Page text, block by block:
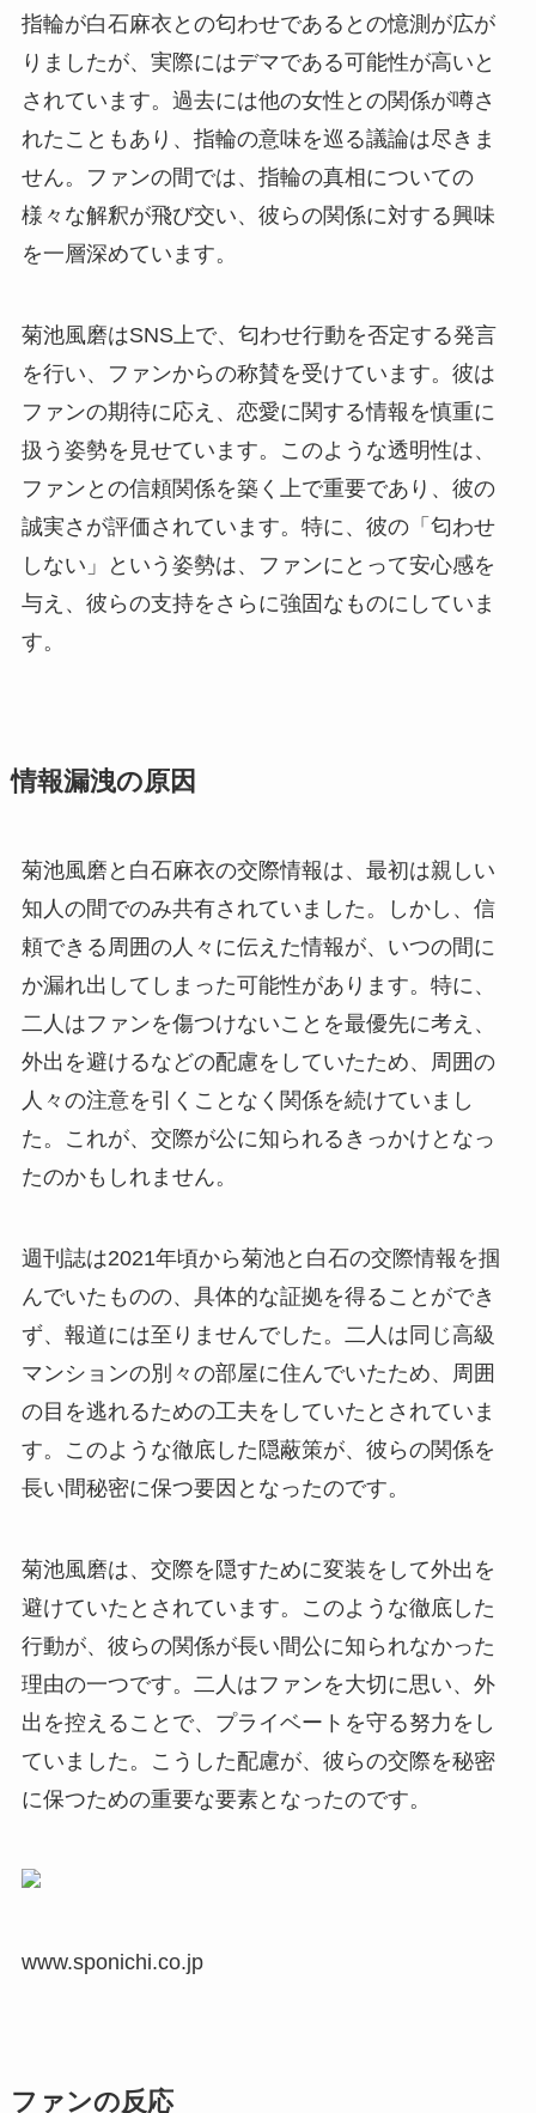
指輪が白石麻衣との匂わせであるとの憶測が広が
りましたが、実際にはデマである可能性が高いと
されています。過去には他の女性との関係が噂さ
れたこともあり、指輪の意味を巡る議論は尽きま
せん。ファンの間では、指輪の真相についての
様々な解釈が飛び交い、彼らの関係に対する興味
を一層深めています。
菊池風磨はSNS上で、匂わせ行動を否定する発言
を行い、ファンからの称賛を受けています。彼は
ファンの期待に応え、恋愛に関する情報を慎重に
扱う姿勢を見せています。このような透明性は、
ファンとの信頼関係を築く上で重要であり、彼の
誠実さが評価されています。特に、彼の「匂わせ
しない」という姿勢は、ファンにとって安心感を
与え、彼らの支持をさらに強固なものにしていま
す。
情報漏洩の原因
菊池風磨と白石麻衣の交際情報は、最初は親しい
知人の間でのみ共有されていました。しかし、信
頼できる周囲の人々に伝えた情報が、いつの間に
か漏れ出してしまった可能性があります。特に、
二人はファンを傷つけないことを最優先に考え、
外出を避けるなどの配慮をしていたため、周囲の
人々の注意を引くことなく関係を続けていまし
た。これが、交際が公に知られるきっかけとなっ
たのかもしれません。
週刊誌は2021年頃から菊池と白石の交際情報を掴
んでいたものの、具体的な証拠を得ることができ
ず、報道には至りませんでした。二人は同じ高級
マンションの別々の部屋に住んでいたため、周囲
の目を逃れるための工夫をしていたとされていま
す。このような徹底した隠蔽策が、彼らの関係を
長い間秘密に保つ要因となったのです。
菊池風磨は、交際を隠すために変装をして外出を
避けていたとされています。このような徹底した
行動が、彼らの関係が長い間公に知られなかった
理由の一つです。二人はファンを大切に思い、外
出を控えることで、プライベートを守る努力をし
ていました。こうした配慮が、彼らの交際を秘密
に保つための重要な要素となったのです。
www.sponichi.co.jp
ファンの反応